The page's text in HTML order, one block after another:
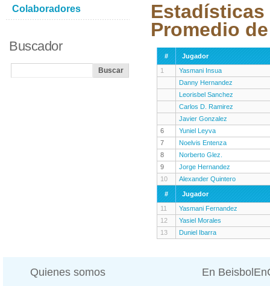
Promedio
#
Jugador
1
Yasmani Insua
Danny Hernandez
Leorisbel Sanchez
Carlos D. Ramirez
Javier Gonzalez
6
Yuniel Leyva
7
Noelvis Entenza
8
Norberto Glez.
9
Jorge Hernandez
10
Alexander Quintero
#
Jugador
11
Yasmani Fernandez
12
Yasiel Morales
13
Duniel Ibarra
Colaboradores
Buscador
Quienes somos En